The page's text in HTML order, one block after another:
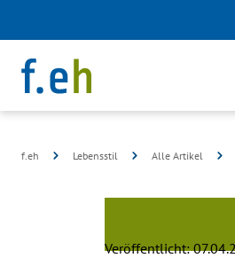
f.eh Lebensstil Alle Artikel
©
Egor
Veröffentlicht: